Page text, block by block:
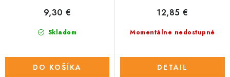
Skladom
9,30 €
DO KOŠÍKA
Momentálne nedostupné
12,85 €
DETAIL